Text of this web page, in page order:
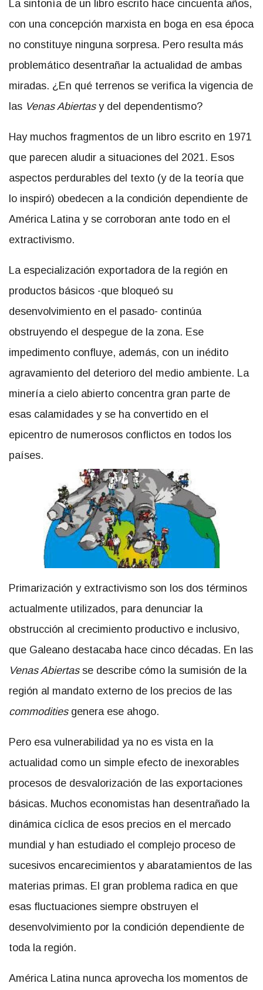
La sintonía de un libro escrito hace cincuenta años,
con una concepción marxista en boga en esa época
no constituye ninguna sorpresa. Pero resulta más
problemático desentrañar la actualidad de ambas
miradas. ¿En qué terrenos se verifica la vigencia de
las Venas Abiertasy del dependentismo?
Hay muchos fragmentos de un libro escrito en 1971
que parecen aludir a situaciones del 2021. Esos
aspectos perdurables del texto (y de la teoría que
lo inspiró) obedecen a la condición dependiente de
América Latina y se corroboran ante todo en el
extractivismo.
La especialización exportadora de la región en
productos básicos -que bloqueó su
desenvolvimiento en el pasado- continúa
obstruyendo el despegue de la zona. Ese
impedimento confluye, además, con un inédito
agravamiento del deterioro del medio ambiente. La
minería a cielo abierto concentra gran parte de
esas calamidades y se ha convertido en el
epicentro de numerosos conflictos en todos los
países.
Primarización y extractivismo son los dos términos
actualmente utilizados, para denunciar la
obstrucción al crecimiento productivo e inclusivo,
que Galeano destacaba hace cinco décadas. En las
Venas Abiertasse describe cómo la sumisión de la
región al mandato externo de los precios de las
commoditiesgenera ese ahogo.
Pero esa vulnerabilidad ya no es vista en la
actualidad como un simple efecto de inexorables
procesos de desvalorización de las exportaciones
básicas. Muchos economistas han desentrañado la
dinámica cíclica de esos precios en el mercado
mundial y han estudiado el complejo proceso de
sucesivos encarecimientos y abaratamientos de las
materias primas. El gran problema radica en que
esas fluctuaciones siempre obstruyen el
desenvolvimiento por la condición dependiente de
toda la región.
América Latina nunca aprovecha los momentos de